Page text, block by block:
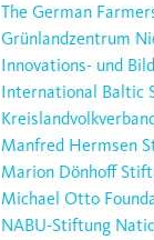
The German
Grünlandzentrum
Innovations- und
International Baltic
Manfred Hermsen
Marion Dönhoff
Michael Otto
NABU-Stiftung